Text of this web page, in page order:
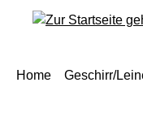
Zur
Home Geschirr/